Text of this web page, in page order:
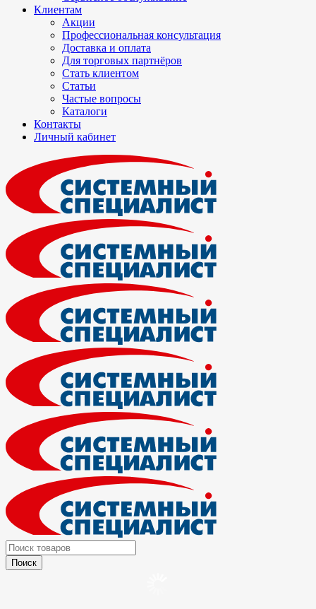
Клиентам
Акции
Профессиональная консультация
Доставка и оплата
Для торговых партнёров
Стать клиентом
Статьи
Частые вопросы
Каталоги
Контакты
Личный кабинет